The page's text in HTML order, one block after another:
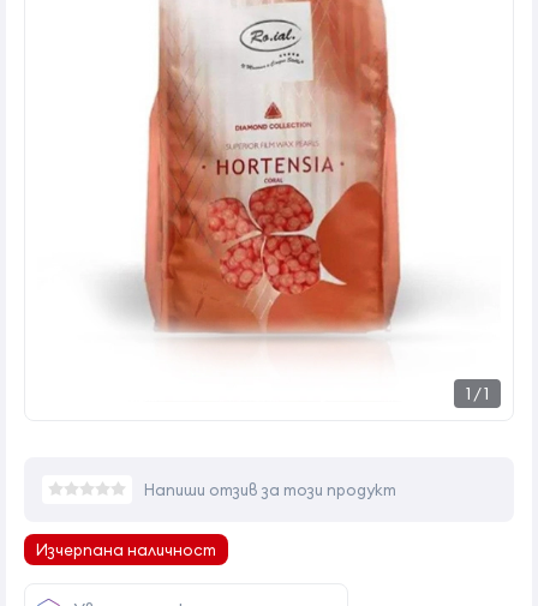
1 /1
Напиши отзив за този продукт
Изчерпана наличност